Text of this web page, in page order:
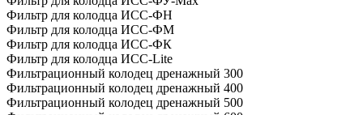
Фильтр для колодца ИСС-ФН
Фильтр для колодца ИСС-ФМ
Фильтр для колодца ИСС-ФК
Фильтр для колодца ИСС-Lite
Фильтрационный колодец дренажный 300
Фильтрационный колодец дренажный 400
Фильтрационный колодец дренажный 500